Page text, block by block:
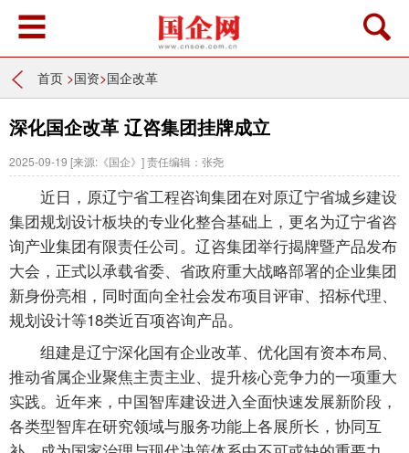
首页 >国资>国企改革
深化国企改革 辽咨集团挂牌成立
2025-09-19 [来源:《国企》]责任编辑：张尧
近日，原辽宁省工程咨询集团在对原辽宁省城乡建设
集团规划设计板块的专业化整合基础上，更名为辽宁省咨
询产业集团有限责任公司。辽咨集团举行揭牌暨产品发布
大会，正式以承载省委、省政府重大战略部署的企业集团
新身份亮相，同时面向全社会发布项目评审、招标代理、
规划设计等18类近百项咨询产品。
组建是辽宁深化国有企业改革、优化国有资本布局、
推动省属企业聚焦主责主业、提升核心竞争力的一项重大
实践。近年来，中国智库建设进入全面快速发展新阶段，
各类型智库在研究领域与服务功能上各展所长，协同互